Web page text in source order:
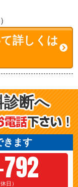
詳しくは
断へ
きます
日）